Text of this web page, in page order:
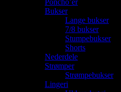
Poncho’er
Bukser
Lange bukser
7/8 bukser
Stumpebukser
Shorts
Nederdele
Strømper
Strømpebukser
Lingeri